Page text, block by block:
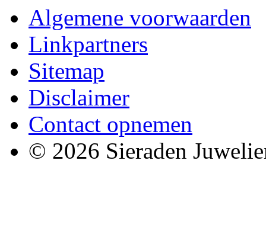
Algemene voorwaarden
Linkpartners
Sitemap
Disclaimer
Contact opnemen
© 2026 Sieraden